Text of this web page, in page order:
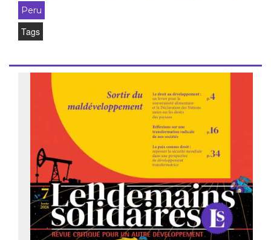
Peru
Tags